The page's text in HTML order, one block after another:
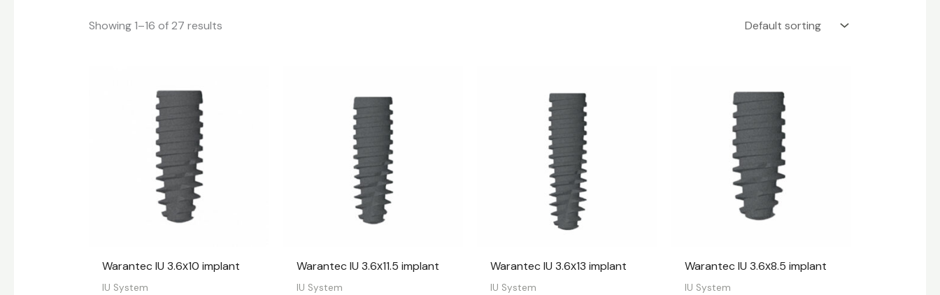
Showing 1–16 of 27 results
Warantec IU 3.6х10 implant
IU System
Warantec IU 3.6х11.5 implant
IU System
Warantec IU 3.6х13 implant
IU System
Warantec IU 3.6х8.5 implant
IU System